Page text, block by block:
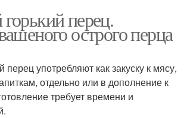
перец.
острого перца
употребляют как закуску к мясу,
отдельно или в дополнение к
требует времени и